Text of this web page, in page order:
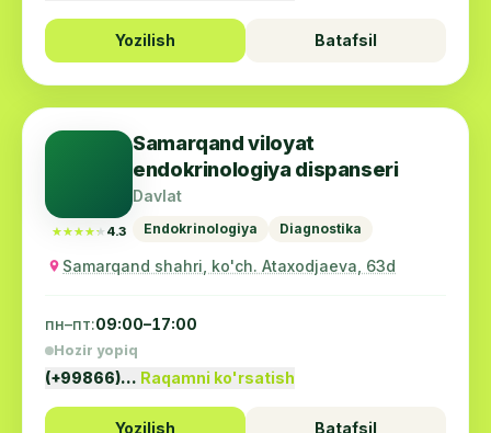
Yozilish Batafsil
★★★★★
★★★★★ 4.3
Samarqand viloyat
endokrinologiya dispanseri
Davlat
Endokrinologiya Diagnostika
Samarqand shahri, ko'ch. Ataxodjaeva, 63d
пн–пт:09:00–17:00
Hozir yopiq
(+99866)… Raqamni ko'rsatish
Yozilish Batafsil